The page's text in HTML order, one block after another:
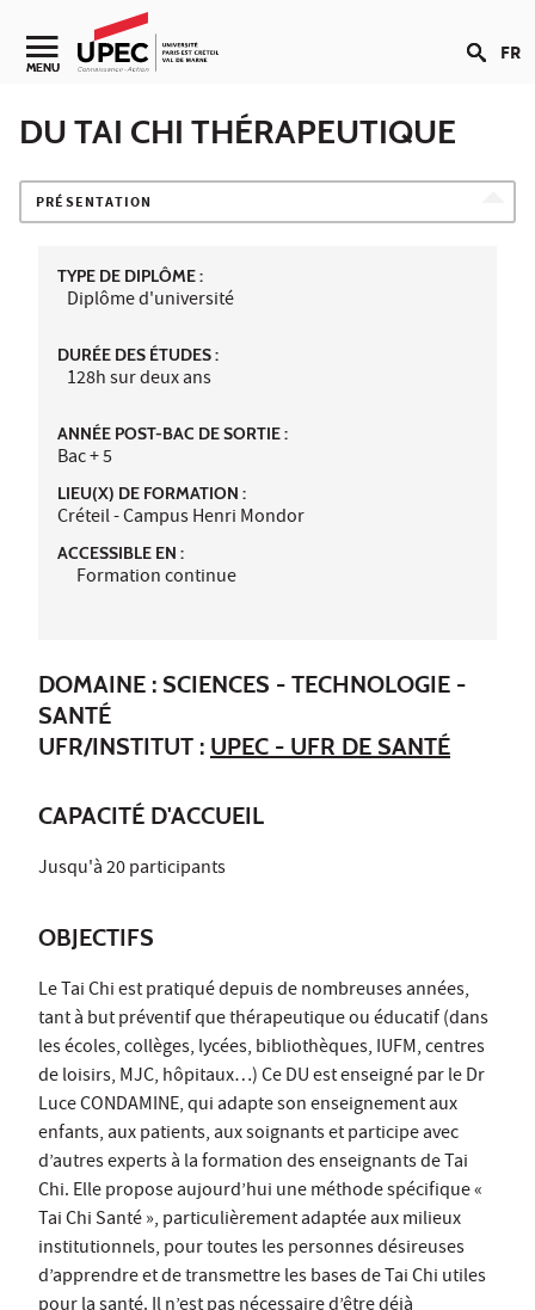
Aller au contenu
Navigation secondaire
MENU FR
DU TAI CHI THÉRAPEUTIQUE
PRÉSENTATION
TYPE DE DIPLÔME :
Diplôme d'université
DURÉE DES ÉTUDES :
128h sur deux ans
ANNÉE POST-BAC DE SORTIE :
Bac + 5
LIEU(X) DE FORMATION :
Créteil - Campus Henri Mondor
ACCESSIBLE EN :
Formation continue
DOMAINE : SCIENCES - TECHNOLOGIE -
SANTÉ
UFR/INSTITUT : UPEC - UFR DE SANTÉ
CAPACITÉ D'ACCUEIL
Jusqu'à 20 participants
OBJECTIFS
Le Tai Chi est pratiqué depuis de nombreuses années,
tant à but préventif que thérapeutique ou éducatif (dans
les écoles, collèges, lycées, bibliothèques, IUFM, centres
de loisirs, MJC, hôpitaux…) Ce DU est enseigné par le Dr
Luce CONDAMINE, qui adapte son enseignement aux
enfants, aux patients, aux soignants et participe avec
d’autres experts à la formation des enseignants de Tai
Chi. Elle propose aujourd’hui une méthode spécifique «
Tai Chi Santé », particulièrement adaptée aux milieux
institutionnels, pour toutes les personnes désireuses
d’apprendre et de transmettre les bases de Tai Chi utiles